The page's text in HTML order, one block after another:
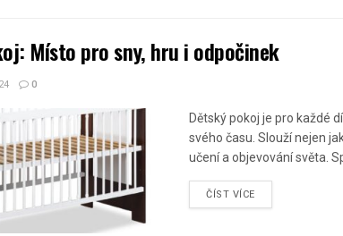
Místo pro sny, hru i odpočinek
0
Dětský pokoj je pro každé
svého času. Slouží nejen
učení a objevování světa.
ČÍST VÍCE